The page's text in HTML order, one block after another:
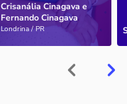
Crisanália Cinagava e
Fernando Cinagava
Londrina / PR